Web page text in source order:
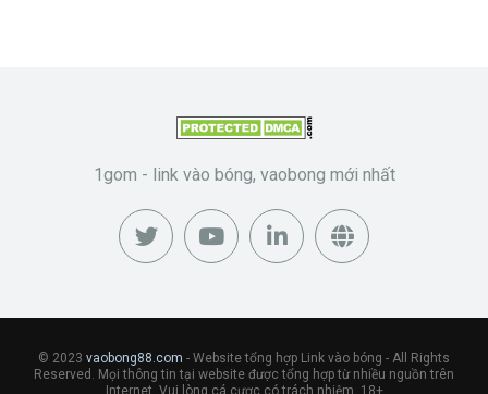
1gom - link vào bóng, vaobong mới nhất
© 2023 vaobong88.com - Website tổng hợp Link vào bóng - All Rights
Reserved. Mọi thông tin tại website được tổng hợp từ nhiều nguồn trên
Internet. Vui lòng cá cược có trách nhiệm. 18+